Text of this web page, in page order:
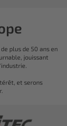
plus de 50 ans en
jouissant
et serons